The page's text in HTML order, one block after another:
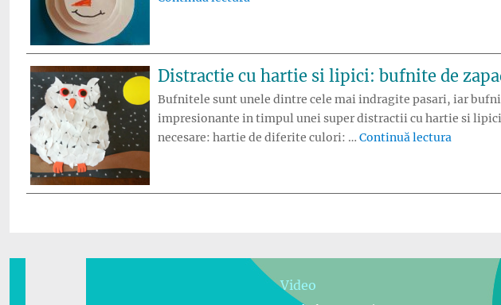
Distractie cu hartie si lipici: bufnite de
Bufnitele sunt unele dintre cele mai indragite pasari, iar
impresionante in timpul unei super distractii cu hartie si
necesare: hartie de diferite culori: … Continuă lectura
Video